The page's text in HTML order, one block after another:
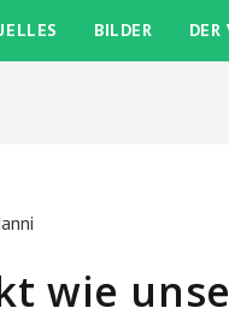
BILDER DER
wie